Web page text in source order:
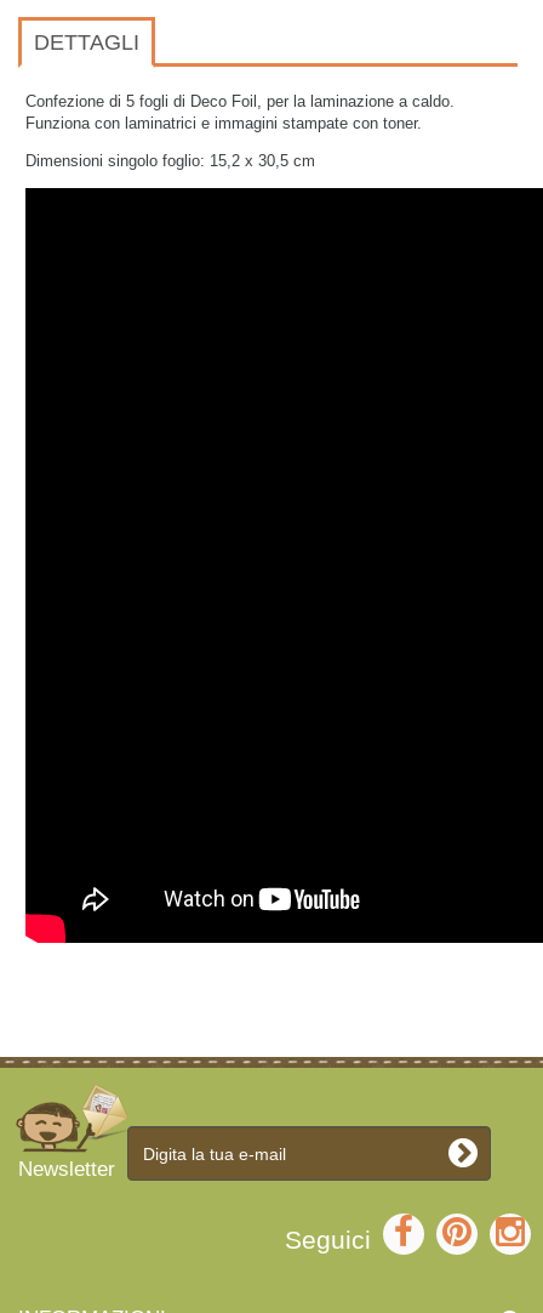
DETTAGLI
Confezione di 5 fogli di Deco Foil, per la laminazione a caldo.
Funziona con laminatrici e immagini stampate con toner.
Dimensioni singolo foglio: 15,2 x 30,5 cm
Newsletter
Seguici